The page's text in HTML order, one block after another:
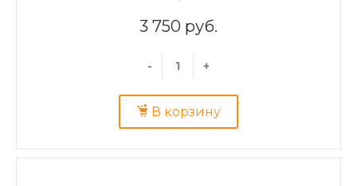
3 750 руб.
- +
В корзину